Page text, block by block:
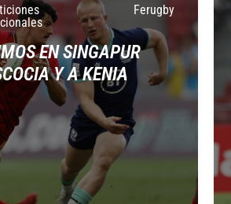
Ferugby
EN SINGAPUR
Y A KENIA